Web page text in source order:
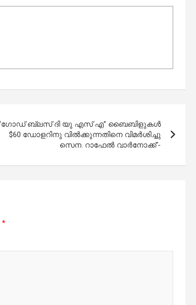
ബ്ലസ് ദി യു എസ് എ” ബൈബിളുകൾ
$60 ഡോളറിനു വിൽക്കുന്നതിനെ വിമർശിച്ചു
സെന. റാഫേൽ വാർനോക്ക്’-
*